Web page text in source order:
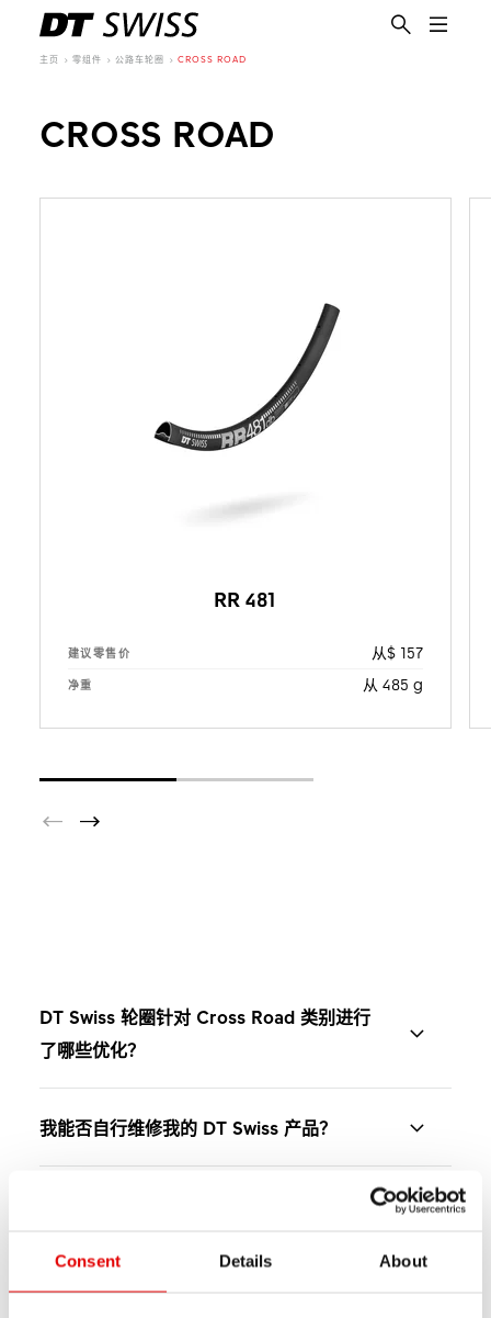
Consent Details About
主页 零组件 公路车轮圈 CROSS ROAD
CROSS ROAD
RR 481
建议零售价 从$ 157
净重 从 485 g
DT Swiss 轮圈针对 Cross Road 类别进行
了哪些优化？
所需的操控性、耐用性及灵敏响应为核心。专为在泥
泞、沙地、树根和技术路段中进行竞赛或训练的骑行
者设计，轮圈在保持快速加速表现的同时，尤其注重
苛条件下提供稳定可靠的表现，适合强调灵活性、抓
我能否自行维修我的 DT Swiss 产品？
在我们的网站上，您可以找到各种教学视频和技术手
册，以帮助您进行维修或转换。首先，使用 DT
在极少数情况下，可能会出现材料或制造缺陷。这些
情况则享有自购买日起 24 个月的法定质保期。